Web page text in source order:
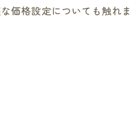
価格設定についても触れま